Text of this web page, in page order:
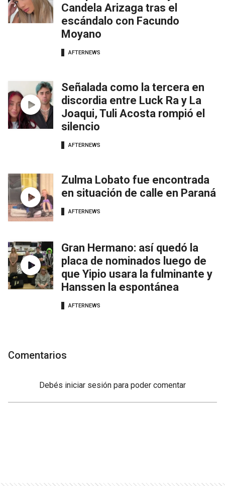
Candela Arizaga tras el
escándalo con Facundo
Moyano
AFTERNEWS
Señalada como la tercera en
discordia entre Luck Ra y La
Joaqui, Tuli Acosta rompió el
silencio
AFTERNEWS
Zulma Lobato fue encontrada
en situación de calle en Paraná
AFTERNEWS
Gran Hermano: así quedó la
placa de nominados luego de
que Yipio usara la fulminante y
Hanssen la espontánea
AFTERNEWS
Comentarios
Debés iniciar sesión para poder comentar